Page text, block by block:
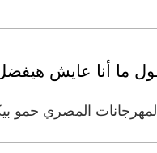
ما أنا عايش
المصري حمو